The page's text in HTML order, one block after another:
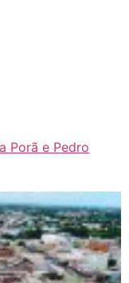
Porã e Pedro